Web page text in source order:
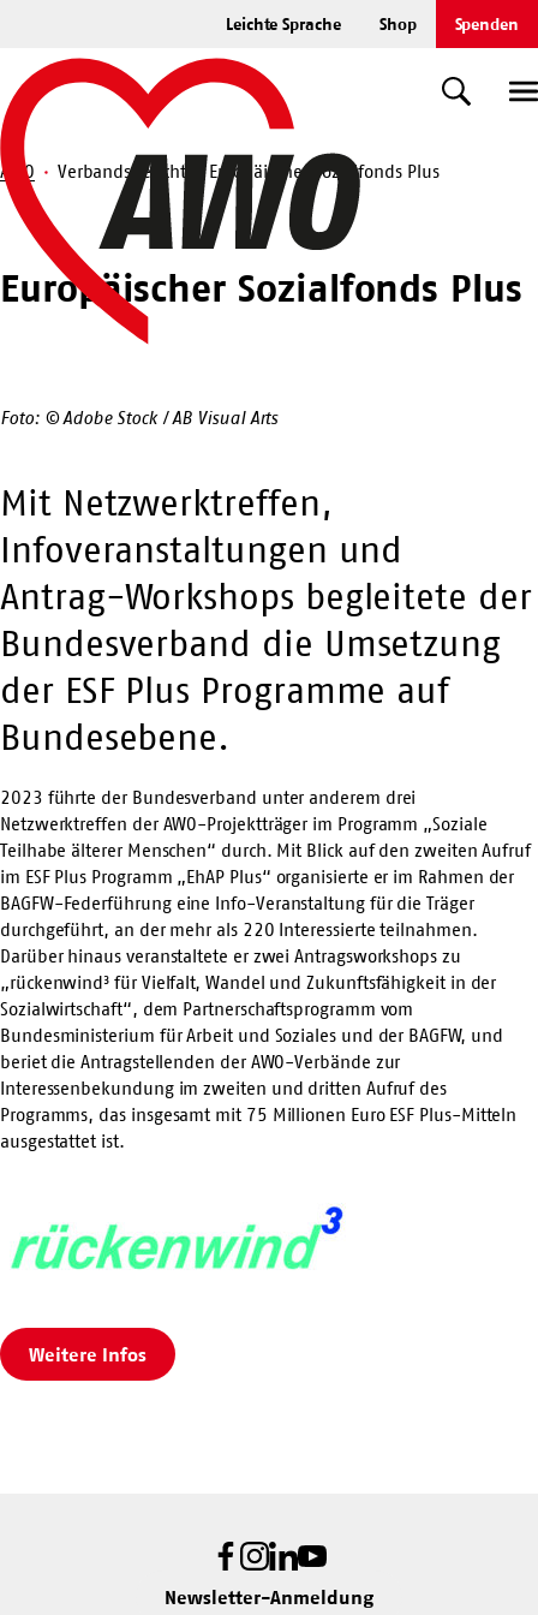
springen
Leichte Sprache Shop Spenden
Startseite
Suche
Suche
AWO Verbandsbericht Europäischer Sozialfonds Plus
Europäischer Sozialfonds Plus
Foto: © Adobe Stock / AB Visual Arts
Mit Netzwerktreffen,
Infoveranstaltungen und
Antrag-Workshops begleitete der
Bundesverband die Umsetzung
der ESF Plus Programme auf
Bundesebene.
2023 führte der Bundesverband unter anderem drei
Netzwerktreffen der AWO-Projektträger im Programm „Soziale
Teilhabe älterer Menschen“ durch. Mit Blick auf den zweiten Aufruf
im ESF Plus Programm „EhAP Plus“ organisierte er im Rahmen der
BAGFW-Federführung eine Info-Veranstaltung für die Träger
durchgeführt, an der mehr als 220 Interessierte teilnahmen.
Darüber hinaus veranstaltete er zwei Antragsworkshops zu
„rückenwind³ für Vielfalt, Wandel und Zukunftsfähigkeit in der
Sozialwirtschaft“, dem Partnerschaftsprogramm vom
Bundesministerium für Arbeit und Soziales und der BAGFW, und
beriet die Antragstellenden der AWO-Verbände zur
Interessenbekundung im zweiten und dritten Aufruf des
Programms, das insgesamt mit 75 Millionen Euro ESF Plus-Mitteln
ausgestattet ist.
Weitere Infos
Facebook
Instagram
LinkedIn
Youtube
Newsletter-Anmeldung